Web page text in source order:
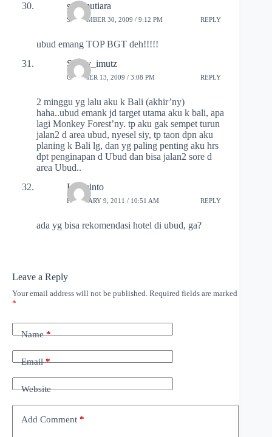
sari mutiara
SEPTEMBER 30, 2009 / 9:12 PM REPLY
ubud emang TOP BGT deh!!!!!
Sendy_imutz
OCTOBER 13, 2009 / 3:08 PM REPLY
2 minggu yg lalu aku k Bali (akhir’ny)
haha..ubud emank jd target utama aku k bali, apa
lagi Monkey Forest’ny. tp aku gak sempet turun
jalan2 d area ubud, nyesel siy, tp taon dpn aku
planing k Bali lg, dan yg paling penting aku hrs
dpt penginapan d Ubud dan bisa jalan2 sore d
area Ubud..
Layminto
FEBRUARY 9, 2011 / 10:51 AM REPLY
ada yg bisa rekomendasi hotel di ubud, ga?
Leave a Reply
Your email address will not be published. Required fields are marked
*
Name*
Email*
Website
Add Comment *